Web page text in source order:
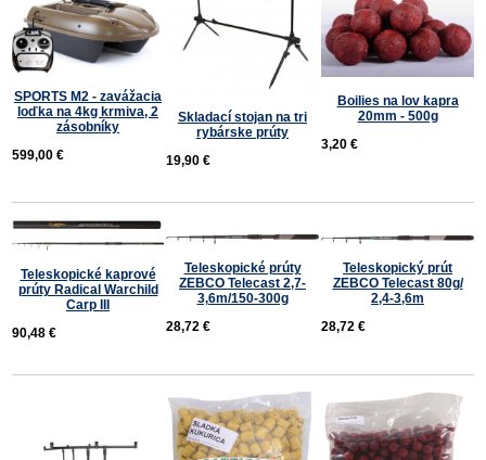
SPORTS M2 - zavážacia
loďka na 4kg krmiva, 2
zásobníky
599,00 €
Skladací stojan na tri
rybárske prúty
19,90 €
Boilies na lov kapra
20mm - 500g
3,20 €
Teleskopické kaprové
prúty Radical Warchild
Carp III
90,48 €
Teleskopické prúty
ZEBCO Telecast 2,7-
3,6m/150-300g
28,72 €
Teleskopický prút
ZEBCO Telecast 80g/
2,4-3,6m
28,72 €